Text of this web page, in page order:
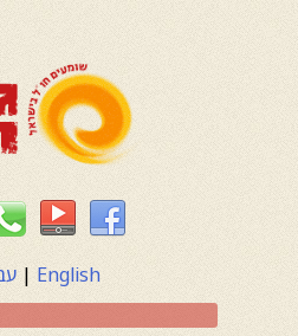
English
|